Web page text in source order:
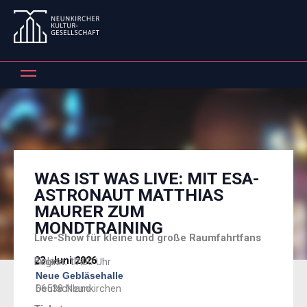
Zum
Inhalt
springen
WAS IST WAS LIVE: MIT ESA-
ASTRONAUT MATTHIAS
MAURER ZUM
MONDTRAINING
Live-Show für kleine und große Raumfahrtfans
Neue Gebläsehalle
66538 Neunkirchen
Deutschland
23. Juni 2026
Beginn: 17:00 Uhr
Einlass: tba.